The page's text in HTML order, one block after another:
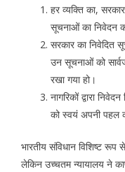
हर व्यक्ति का,
सूचनाओं का निवेदन
सरकार का निवेदित
उन सूचनाओं को
रखा गया हो।
नागरिकों द्वारा
को स्वयं अपनी पहल
भारतीय संविधान विशिष्ट
लेकिन उच्चतम न्यायालय ने